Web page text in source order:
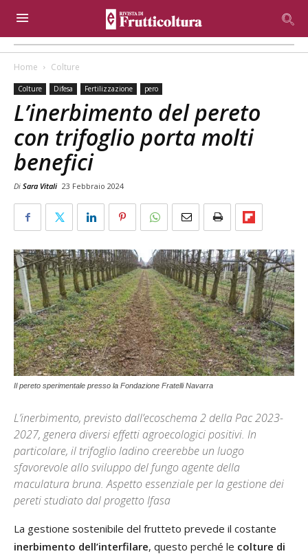
Home Colture
Colture Difesa Fertilizzazione pero
L’inerbimento del pereto
con trifoglio porta molti
benefici
Di Sara Vitali 23 Febbraio 2024
Il pereto sperimentale presso la Fondazione Fratelli Navarra
L’inerbimento, previsto dall’ecoschema 2 della Pac 2023-
2027, genera diversi effetti agroecologici positivi. In
particolare, il trifoglio ladino creerebbe un luogo
sfavorevole allo sviluppo del fungo agente della
maculatura bruna. Aspetto essenziale per la gestione dei
pereti studiato dal progetto Ifasa
La gestione sostenibile del frutteto prevede il costante
inerbimento dell’interfilare, questo perché le colture di